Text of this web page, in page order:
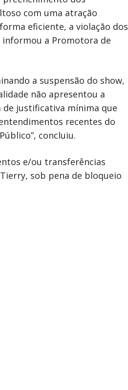
com uma atração
eficiente, a violação dos
informou a Promotora de
a suspensão do show,
não apresentou a
justificativa mínima que
recentes do
concluiu.
e/ou transferências
sob pena de bloqueio